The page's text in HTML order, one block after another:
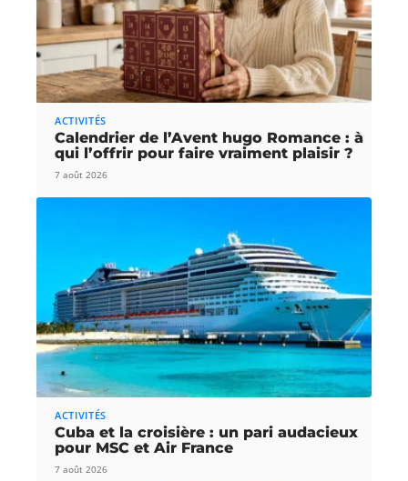
ACTIVITÉS
Calendrier de l’Avent hugo Romance : à
qui l’offrir pour faire vraiment plaisir ?
7 août 2026
ACTIVITÉS
Cuba et la croisière : un pari audacieux
pour MSC et Air France
7 août 2026